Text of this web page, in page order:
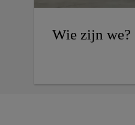
Wie zijn we?